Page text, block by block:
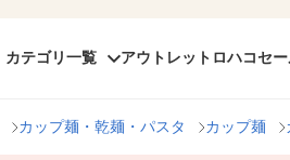
カテゴリ一覧 アウトレット ロハコセ
カップ麺・乾麺・パスタ カップ麺